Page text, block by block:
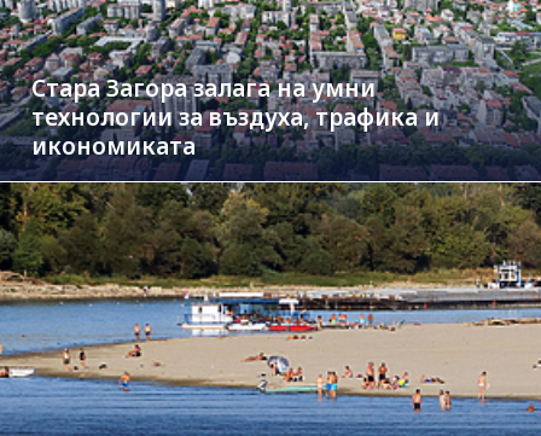
Стара Загора залага на умни
технологии за въздуха, трафика и
икономиката